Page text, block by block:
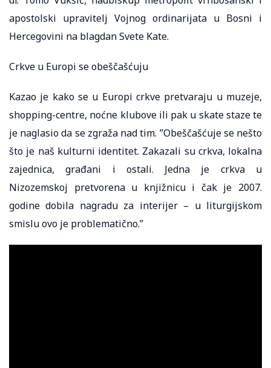
apostolski upravitelj Vojnog ordinarijata u Bosni i
Hercegovini na blagdan Svete Kate.
Crkve u Europi se obeščašćuju
Kazao je kako se u Europi crkve pretvaraju u muzeje,
shopping-centre, noćne klubove ili pak u skate staze te
je naglasio da se zgraža nad tim. ”Obeščašćuje se nešto
što je naš kulturni identitet. Zakazali su crkva, lokalna
zajednica, građani i ostali. Jedna je crkva u
Nizozemskoj pretvorena u knjižnicu i čak je 2007.
godine dobila nagradu za interijer – u liturgijskom
smislu ovo je problematično.”